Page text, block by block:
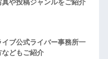
真や投稿ジャンルをご紹介
ブ公式ライバー事務所一
などもご紹介